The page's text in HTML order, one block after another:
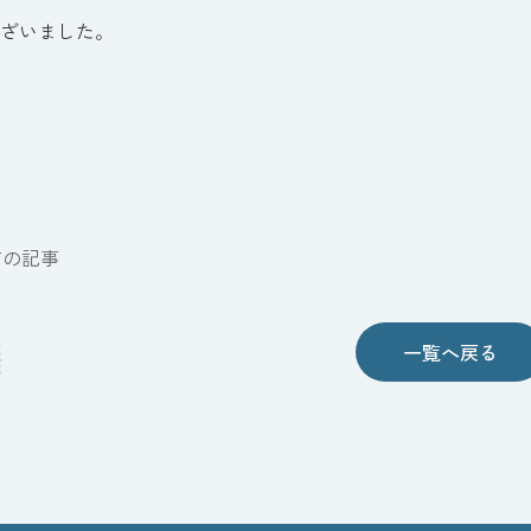
いました。
記事
一覧へ戻る